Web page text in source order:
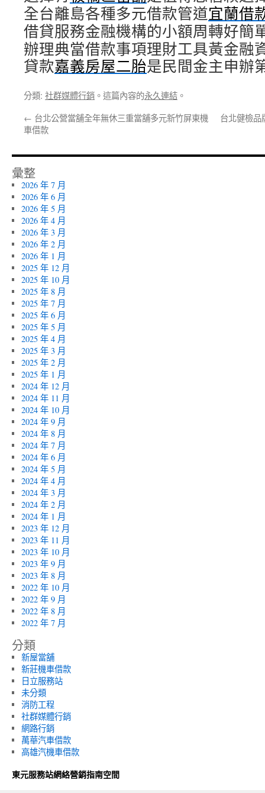
全台離島各種多元借款管道宜蘭借
借貸服務金融機構的小額周轉好簡
辦理典當借款事項理財工具黃金融
貸款嘉義房屋二胎是民間金主申辦
分類: 社群媒體行銷 。這篇內容的永久連結 。
← 台北公營當舖全年無休三重當舖多元新竹屏東機
車借款
台北健檢品
彙整
2026 年 7 月
2026 年 6 月
2026 年 5 月
2026 年 4 月
2026 年 3 月
2026 年 2 月
2026 年 1 月
2025 年 12 月
2025 年 10 月
2025 年 8 月
2025 年 7 月
2025 年 6 月
2025 年 5 月
2025 年 4 月
2025 年 3 月
2025 年 2 月
2025 年 1 月
2024 年 12 月
2024 年 11 月
2024 年 10 月
2024 年 9 月
2024 年 8 月
2024 年 7 月
2024 年 6 月
2024 年 5 月
2024 年 4 月
2024 年 3 月
2024 年 2 月
2024 年 1 月
2023 年 12 月
2023 年 11 月
2023 年 10 月
2023 年 9 月
2023 年 8 月
2022 年 10 月
2022 年 9 月
2022 年 8 月
2022 年 7 月
分類
新屋當舖
新莊機車借款
日立服務站
未分類
消防工程
社群媒體行銷
網路行銷
萬華汽車借款
高雄汽機車借款
東元服務站網絡營銷指南空間